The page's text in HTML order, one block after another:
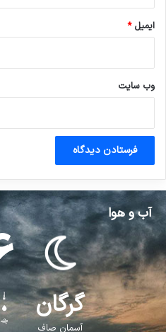
ایمیل*
وب‌ سایت
آب و هوا
گرگان
آسمان صاف